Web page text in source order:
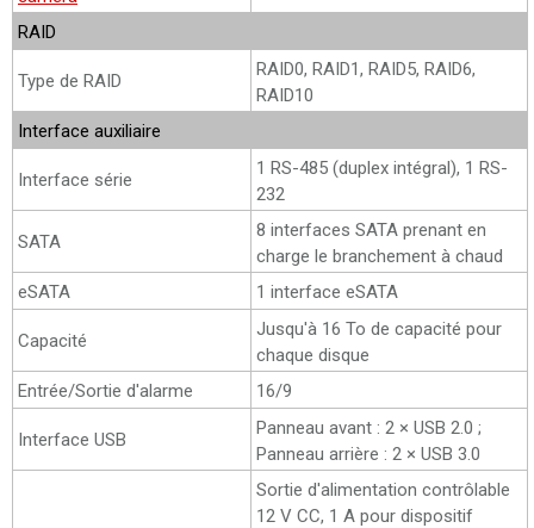
RAID
Type de RAID
RAID0, RAID1, RAID5, RAID6,
RAID10
Interface auxiliaire
Interface série
1 RS-485 (duplex intégral), 1 RS-
232
SATA
8 interfaces SATA prenant en
charge le branchement à chaud
eSATA
1 interface eSATA
Capacité
Jusqu'à 16 To de capacité pour
chaque disque
Entrée/Sortie d'alarme
16/9
Interface USB
Panneau avant : 2 × USB 2.0 ;
Panneau arrière : 2 × USB 3.0
Sortie d'alimentation contrôlable
12 V CC, 1 A pour dispositif